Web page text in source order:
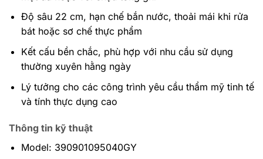
Độ sâu 22 cm, hạn chế bắn nước, thoải mái khi rửa
bát hoặc sơ chế thực phẩm
Kết cấu bền chắc, phù hợp với nhu cầu sử dụng
thường xuyên hằng ngày
Lý tưởng cho các công trình yêu cầu thẩm mỹ tinh tế
và tính thực dụng cao
Thông tin kỹ thuật
Model: 390901095040GY